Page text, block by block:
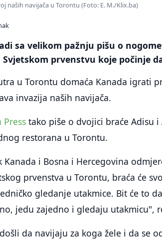
naših navijača u Torontu (Foto: E. M./Klix.ba)
sa velikom pažnju pišu o
prvenstvu koje počinje
u Torontu domaća Kanada igrati
invazija naših navijača.
Press tako piše o dvojici braće Adisu
restorana u Torontu.
Kanada i Bosna i Hercegovina
prvenstva u Torontu, braća će
gledanje utakmice. Bit će to
jedu zajedno i gledaju utakmicu",
da navijaju za koga žele i da se